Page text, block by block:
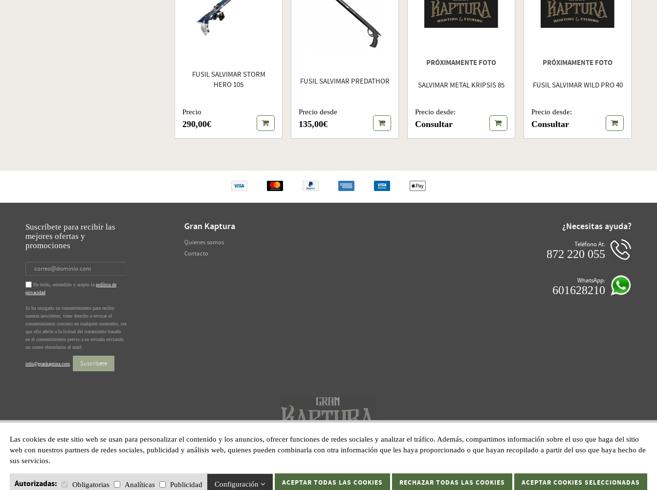
Las cookies de este sitio web se usan para personalizar el contenido y los anuncios, ofrecer funciones de redes sociales y analizar el tráfico. Además, compartimos información sobre el uso que haga del sitio
web con nuestros partners de redes sociales, publicidad y análisis web, quienes pueden combinarla con otra información que les haya proporcionado o que hayan recopilado a partir del uso que haya hecho de
sus servicios.
Autorizadas: Obligatorias Analíticas Publicidad Configuración ACEPTAR TODAS LAS COOKIES RECHAZAR TODAS LAS COOKIES ACEPTAR COOKIES SELECCIONADAS
FUSIL SALVIMAR STORM
HERO 105
Precio
290,00€
FUSIL SALVIMAR PREDATHOR
Precio desde
135,00€
PRÓXIMAMENTE FOTO
SALVIMAR METAL KRIPSIS 85
Precio desde:
Consultar
PRÓXIMAMENTE FOTO
FUSIL SALVIMAR WILD PRO 40
Precio desde:
Consultar
Suscríbete para recibir las
mejores ofertas y
promociones
He leído, entendido y acepto la política de
privacidad
Si ha otorgado su consentimiento para recibir
nuestra newsletter, tiene derecho a revocar el
consentimiento concreto en cualquier momento, sin
que ello afecte a la licitud del tratamiento basado
en el consentimiento previo a su retirada enviando
un correo electrónico al mail:
info@grankaptura.com Suscríbete
Gran Kaptura
Quienes somos
Contacto
¿Necesitas ayuda?
Teléfono At.
872 220 055
WhatsApp:
601628210